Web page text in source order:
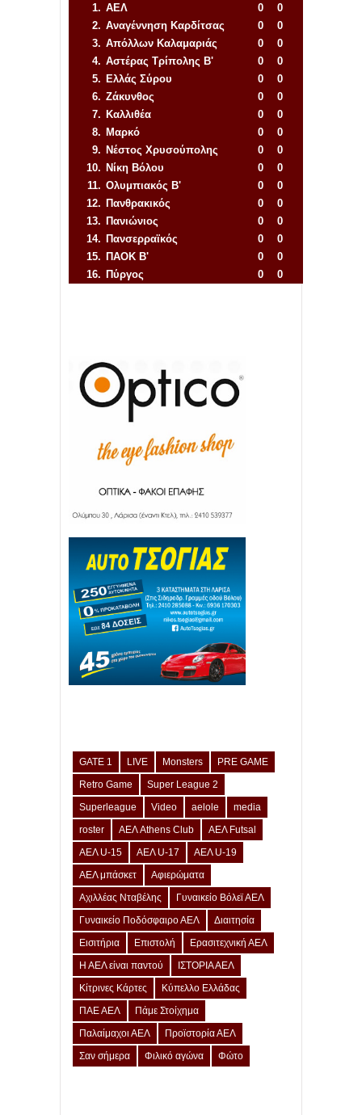
1. ΑΕΛ 0
0
2. Αναγέννηση Καρδίτσας 0
0
3. Απόλλων Καλαμαριάς 0
0
4. Αστέρας Τρίπολης Β' 0
0
5. Ελλάς Σύρου 0
0
6. Ζάκυνθος 0
0
7. Καλλιθέα 0
0
8. Μαρκό 0
0
9. Νέστος Χρυσούπολης 0
0
10. Νίκη Βόλου 0
0
11. Ολυμπιακός Β' 0
0
12. Πανθρακικός 0
0
13. Πανιώνιος 0
0
14. Πανσερραϊκός 0
0
15. ΠΑΟΚ Β' 0
0
16. Πύργος 0
0
GATE 1 LIVE Monsters
PRE GAME
Retro Game
Super League 2
Superleague
Video aelole
media
roster
ΑΕΛ Athens Club
ΑΕΛ Futsal
ΑΕΛ U-15
ΑΕΛ U-17
ΑΕΛ U-19
ΑΕΛ μπάσκετ
Αφιερώματα
Αχιλλέας Νταβέλης
Γυναικείο Βόλεϊ ΑΕΛ
Γυναικείο Ποδόσφαιρο ΑΕΛ
Διαιτησία
Εισιτήρια
Επιστολή
Ερασιτεχνική ΑΕΛ
Η ΑΕΛ είναι παντού
ΙΣΤΟΡΙΑ ΑΕΛ
Κίτρινες Κάρτες
Κύπελλο Ελλάδας
ΠΑΕ ΑΕΛ
Πάμε Στοίχημα
Παλαίμαχοι ΑΕΛ
Προϊστορία ΑΕΛ
Σαν σήμερα
Φιλικό αγώνα Φώτο